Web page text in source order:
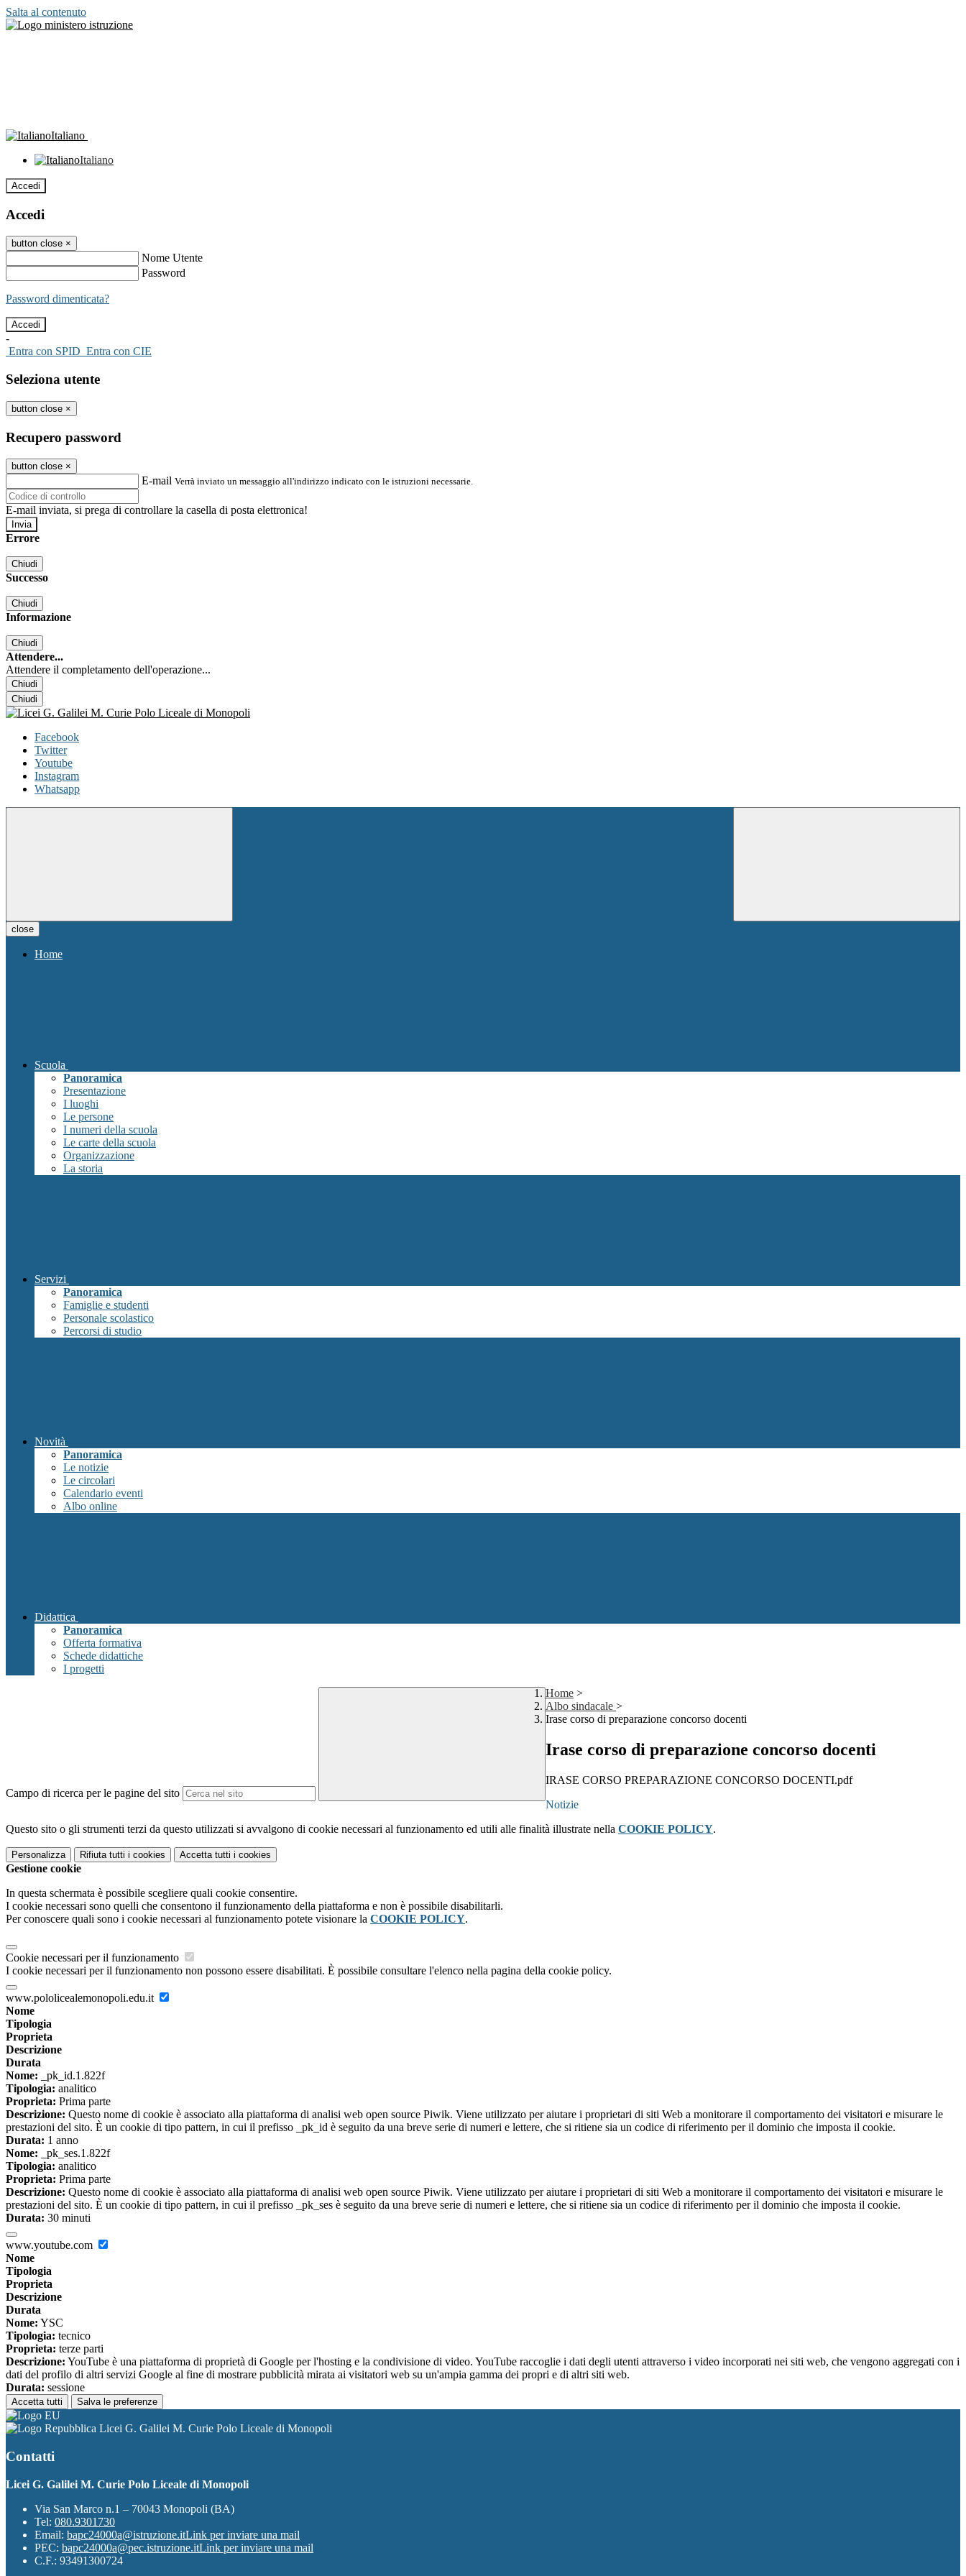
Salta al contenuto
Italiano
Italiano
Accedi
Accedi
button close ×
Nome Utente
Password
Password dimenticata?
-
Entra con SPID Entra con CIE
Seleziona utente
button close ×
Recupero password
button close ×
E-mail Verrà inviato un messaggio all'indirizzo indicato con le istruzioni necessarie.
E-mail inviata, si prega di controllare la casella di posta elettronica!
Errore
Chiudi
Successo
Chiudi
Informazione
Chiudi
Attendere...
Attendere il completamento dell'operazione...
Chiudi
Chiudi
Facebook
Twitter
Youtube
Instagram
Whatsapp
close
Home
Scuola
Panoramica
Presentazione
I luoghi
Le persone
I numeri della scuola
Le carte della scuola
Organizzazione
La storia
Servizi
Panoramica
Famiglie e studenti
Personale scolastico
Percorsi di studio
Novità
Panoramica
Le notizie
Le circolari
Calendario eventi
Albo online
Didattica
Panoramica
Offerta formativa
Schede didattiche
I progetti
Campo di ricerca per le pagine del sito
Home >
Albo sindacale >
Irase corso di preparazione concorso docenti
Irase corso di preparazione concorso docenti
IRASE CORSO PREPARAZIONE CONCORSO DOCENTI.pdf
Notizie
Questo sito o gli strumenti terzi da questo utilizzati si avvalgono di cookie necessari al funzionamento ed utili alle finalità illustrate nella COOKIE POLICY.
Personalizza Rifiuta tutti i cookies Accetta tutti i cookies
Gestione cookie
In questa schermata è possibile scegliere quali cookie consentire.
I cookie necessari sono quelli che consentono il funzionamento della piattaforma e non è possibile disabilitarli.
Per conoscere quali sono i cookie necessari al funzionamento potete visionare la COOKIE POLICY.
Cookie necessari per il funzionamento
I cookie necessari per il funzionamento non possono essere disabilitati. È possibile consultare l'elenco nella pagina della cookie policy.
www.pololicealemonopoli.edu.it
Nome
Tipologia
Proprieta
Descrizione
Durata
Nome: _pk_id.1.822f
Tipologia: analitico
Proprieta: Prima parte
Descrizione: Questo nome di cookie è associato alla piattaforma di analisi web open source Piwik. Viene utilizzato per aiutare i proprietari di siti Web a monitorare il comportamento dei visitatori e misurare le
prestazioni del sito. È un cookie di tipo pattern, in cui il prefisso _pk_id è seguito da una breve serie di numeri e lettere, che si ritiene sia un codice di riferimento per il dominio che imposta il cookie.
Durata: 1 anno
Nome: _pk_ses.1.822f
Tipologia: analitico
Proprieta: Prima parte
Descrizione: Questo nome di cookie è associato alla piattaforma di analisi web open source Piwik. Viene utilizzato per aiutare i proprietari di siti Web a monitorare il comportamento dei visitatori e misurare le
prestazioni del sito. È un cookie di tipo pattern, in cui il prefisso _pk_ses è seguito da una breve serie di numeri e lettere, che si ritiene sia un codice di riferimento per il dominio che imposta il cookie.
Durata: 30 minuti
www.youtube.com
Nome
Tipologia
Proprieta
Descrizione
Durata
Nome: YSC
Tipologia: tecnico
Proprieta: terze parti
Descrizione: YouTube è una piattaforma di proprietà di Google per l'hosting e la condivisione di video. YouTube raccoglie i dati degli utenti attraverso i video incorporati nei siti web, che vengono aggregati con i
dati del profilo di altri servizi Google al fine di mostrare pubblicità mirata ai visitatori web su un'ampia gamma dei propri e di altri siti web.
Durata: sessione
Accetta tutti Salva le preferenze
Licei G. Galilei M. Curie Polo Liceale di Monopoli
Contatti
Licei G. Galilei M. Curie Polo Liceale di Monopoli
Via San Marco n.1 – 70043 Monopoli (BA)
Tel: 080.9301730
Email: bapc24000a@istruzione.itLink per inviare una mail
PEC: bapc24000a@pec.istruzione.itLink per inviare una mail
C.F.: 93491300724